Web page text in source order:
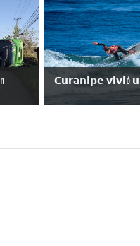
𝗖𝘂𝗿𝗮𝗻𝗶𝗽𝗲 𝘃𝗶𝘃𝗶ó